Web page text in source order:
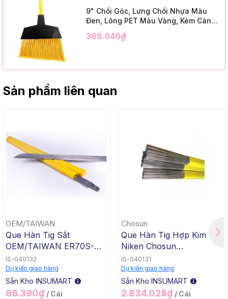
9" Chổi Góc, Lưng Chổi Nhựa Màu
Đen, Lông PET Màu Vàng, Kèm Cán
12 Bộ/Thùng (9" Angle Broom, Black
365.040₫
Sản phẩm liên quan
OEM/TAIWAN
Que Hàn Tig Sắt
OEM/TAIWAN ER70S-G
TG-50, 1.6x1000mm, 5 Kg
/ Hộp, 20 Kg / Thùng
IS-040132
Dự kiến giao hàng
Sẵn Kho INSUMART
86.390₫ / Cái
Chosun
Que Hàn Tig Hợp Kim
Niken Chosun
ERNiCrMo-3 TGC-625,
2.4x1000mm, 5 Kg / Hộp,
20 Kg / Thùng
IS-040131
Dự kiến giao hàng
Sẵn Kho INSUMART
2.834.028₫ / Cái